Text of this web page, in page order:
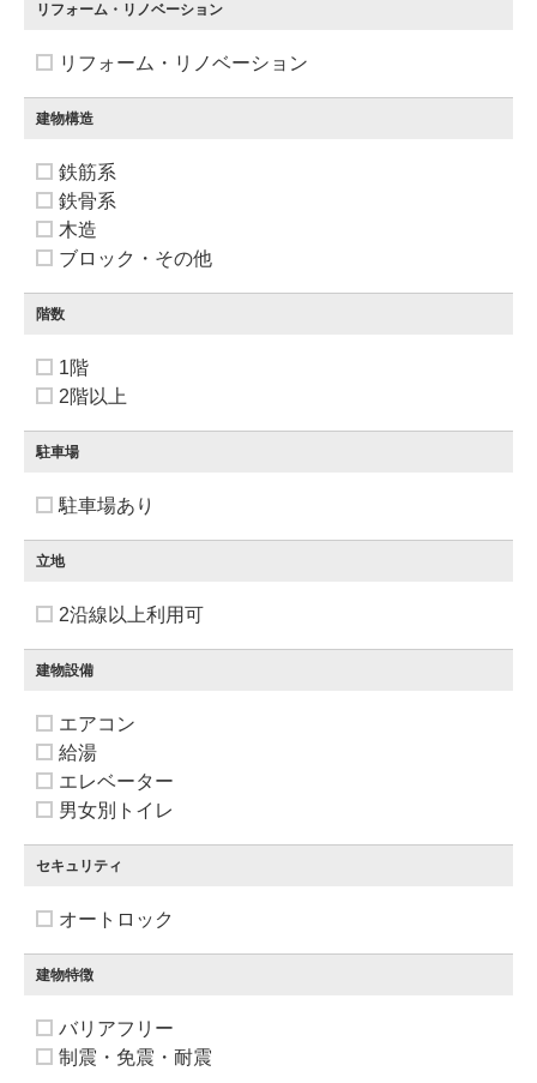
リフォーム・リノベーション
リフォーム・リノベーション
建物構造
鉄筋系
鉄骨系
木造
ブロック・その他
階数
1階
2階以上
駐車場
駐車場あり
立地
2沿線以上利用可
建物設備
エアコン
給湯
エレベーター
男女別トイレ
セキュリティ
オートロック
建物特徴
バリアフリー
制震・免震・耐震